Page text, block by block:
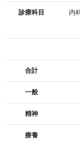
診療科目 内
合計
一般
精神
療養